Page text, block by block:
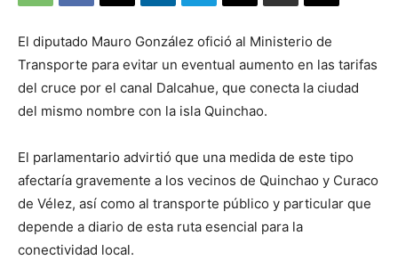
El diputado Mauro González ofició al Ministerio de
Transporte para evitar un eventual aumento en las tarifas
del cruce por el canal Dalcahue, que conecta la ciudad
del mismo nombre con la isla Quinchao.
El parlamentario advirtió que una medida de este tipo
afectaría gravemente a los vecinos de Quinchao y Curaco
de Vélez, así como al transporte público y particular que
depende a diario de esta ruta esencial para la
conectividad local.